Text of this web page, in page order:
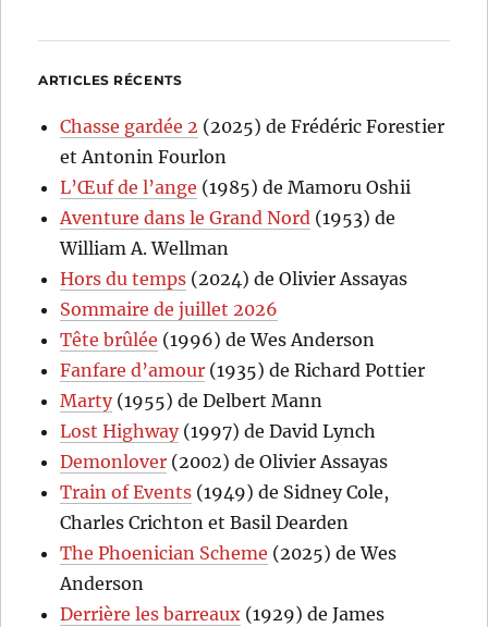
ARTICLES RÉCENTS
Chasse gardée 2 (2025) de Frédéric Forestier
et Antonin Fourlon
L’Œuf de l’ange (1985) de Mamoru Oshii
Aventure dans le Grand Nord (1953) de
William A. Wellman
Hors du temps (2024) de Olivier Assayas
Sommaire de juillet 2026
Tête brûlée (1996) de Wes Anderson
Fanfare d’amour (1935) de Richard Pottier
Marty(1955) de Delbert Mann
Lost Highway(1997) de David Lynch
Demonlover (2002) de Olivier Assayas
Train of Events (1949) de Sidney Cole,
Charles Crichton et Basil Dearden
The Phoenician Scheme (2025) de Wes
Anderson
Derrière les barreaux (1929) de James